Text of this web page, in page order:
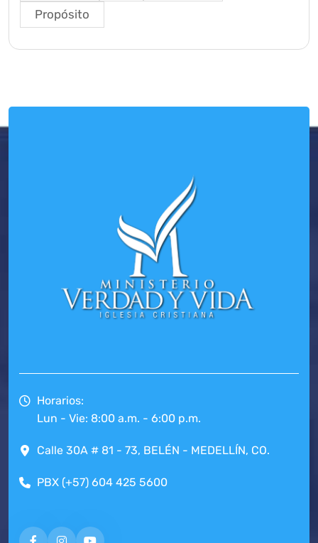
Propósito
Horarios:
Lun - Vie: 8:00 a.m. - 6:00 p.m.
Calle 30A # 81 - 73, BELÉN - MEDELLÍN, CO.
PBX (+57) 604 425 5600